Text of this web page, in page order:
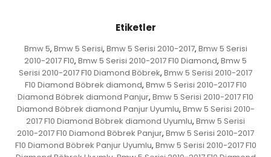
Etiketler
Bmw 5, Bmw 5 Serisi, Bmw 5 Serisi 2010-2017, Bmw 5 Serisi
2010-2017 F10, Bmw 5 Serisi 2010-2017 F10 Diamond, Bmw 5
Serisi 2010-2017 F10 Diamond Böbrek, Bmw 5 Serisi 2010-2017
F10 Diamond Böbrek diamond, Bmw 5 Serisi 2010-2017 F10
Diamond Böbrek diamond Panjur, Bmw 5 Serisi 2010-2017 F10
Diamond Böbrek diamond Panjur Uyumlu, Bmw 5 Serisi 2010-
2017 F10 Diamond Böbrek diamond Uyumlu, Bmw 5 Serisi
2010-2017 F10 Diamond Böbrek Panjur, Bmw 5 Serisi 2010-2017
F10 Diamond Böbrek Panjur Uyumlu, Bmw 5 Serisi 2010-2017 F10